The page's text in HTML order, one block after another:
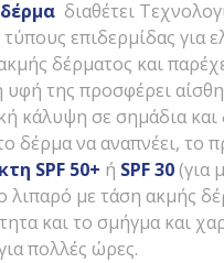
διαθέτει
επιδερμίδας για
δέρματος και
της προσφέρει
κάλυψη σε σημάδια
δέρμα να αναπνέει,
SPF 50+ ή SPF30(για
λιπαρό με τάση ακμής
και το σμήγμα και
πολλές ώρες.